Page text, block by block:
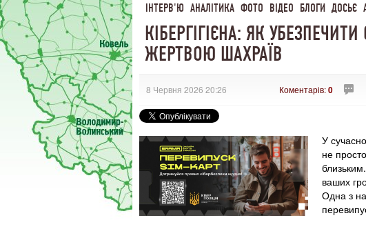
ІНТЕРВ'Ю АНАЛІТИКА ФОТО ВІДЕО БЛОГИ ДОСЬЄ
КІБЕРГІГІЄНА: ЯК
ЖЕРТВОЮ ШАХРАЇВ
8 Червня 2026 20:26 Коментарів:0
У
не
ваших
Одна з